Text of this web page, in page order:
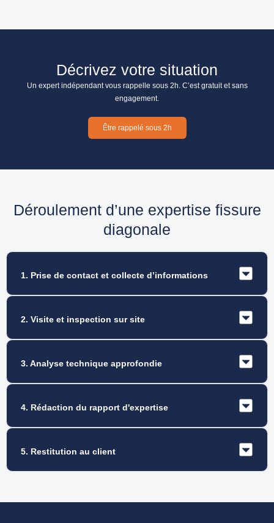
Décrivez votre situation
Un expert indépendant vous rappelle sous 2h. C’est gratuit et sans
engagement.
Être rappelé sous 2h
Déroulement d’une expertise fissure
diagonale
1. Prise de contact et collecte d’informations
2. Visite et inspection sur site
3. Analyse technique approfondie
4. Rédaction du rapport d'expertise
5. Restitution au client